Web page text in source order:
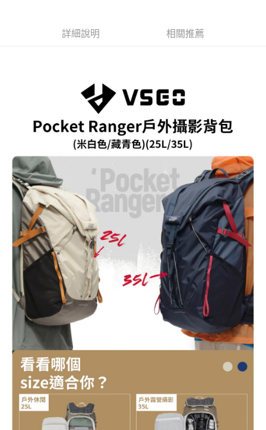
台新國際商業銀行
中國信託商業銀行
【關於「AFTEE先享後付」】
AFTEE先享後付是「在收到商品之後才付款」的支付方式。 讓您購物簡單
便利好安心！
１．簡單：不需註冊會員、不需綁卡、不需儲值。
２．便利：只要手機號碼，簡訊認證，即可結帳。
３．安心：先確認商品／服務後，再付款。
【「AFTEE先享後付」結帳流程】
１．於結帳方式選擇「AFTEE先享後付」後，將跳轉至「AFTEE先享後付」
結帳頁面，進行簡訊認證並確認金額後，即可完成結帳。
２．訂單成立數日內，您將收到繳費通知簡訊。
３．收到繳費通知簡訊後14天內，點擊此簡訊中的連結，可透過四大超商／
ATM／網路銀行／等多元方式進行付款，方視為交易完成。
※ 請注意：結帳手續完成當下不需立刻繳費，但若您需要取消訂單，請聯絡
購買商品的店家。未經商家同意取消之訂單仍視為有效，需透過AFTEE先享
後付繳納相關費用。
※ 交易是否成功請以「AFTEE先享後付 」之結帳頁面顯示為準，若有關於
是否繳費成功／繳費後需取消欲退款等相關疑問，請聯繫「AFTEE先享後付
客戶支援中心」https://netprotections.freshdesk.com/support/home
【注意事項】
１．透過由恩沛科技股份有限公司提供之「AFTEE先享後付」服務完成之交
易，需依本服務之必要範圍內提供個人資料，並將交易相關給付款項請求債
權轉讓予恩沛科技股份有限公司。
２．關於個人資料處理事宜，請瀏覽以下網址：
https://aftee.tw/terms/#terms3
３．未成年的使用者請事先徵得法定代理人或監護人之同意方可使用
「AFTEE先享後付」，若未經同意申辦者引起之損失，本公司不負相關責
任。
４．使用「AFTEE先享後付」時，將依據個別帳號之用戶狀況，依本公司即
時審查核予不同之上限額度；若仍有額度不足之情形，本公司將視審查結果
宅配
每筆NT$75，滿NT$399(含以上)免運費
付款後門市自取
免運費
詳細說明 相關推薦